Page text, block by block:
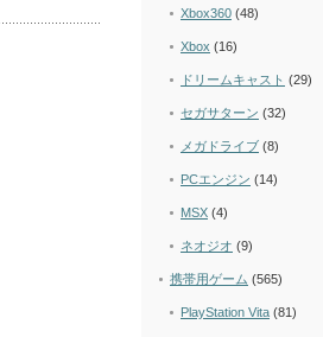
Xbox360 (48)
Xbox (16)
ドリームキャスト (29)
セガサターン (32)
メガドライブ (8)
PCエンジン (14)
MSX (4)
ネオジオ (9)
携帯用ゲーム (565)
PlayStation Vita (81)